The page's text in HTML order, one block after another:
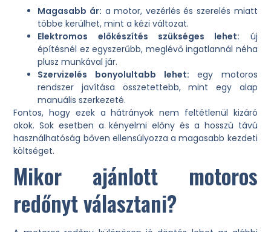
Magasabb ár: a motor, vezérlés és szerelés miatt
többe kerülhet, mint a kézi változat.
Elektromos előkészítés szükséges lehet: új
építésnél ez egyszerűbb, meglévő ingatlannál néha
plusz munkával jár.
Szervizelés bonyolultabb lehet: egy motoros
rendszer javítása összetettebb, mint egy alap
manuális szerkezeté.
Fontos, hogy ezek a hátrányok nem feltétlenül kizáró
okok. Sok esetben a kényelmi előny és a hosszú távú
használhatóság bőven ellensúlyozza a magasabb kezdeti
költséget.
Mikor ajánlott motoros
redőnyt választani?